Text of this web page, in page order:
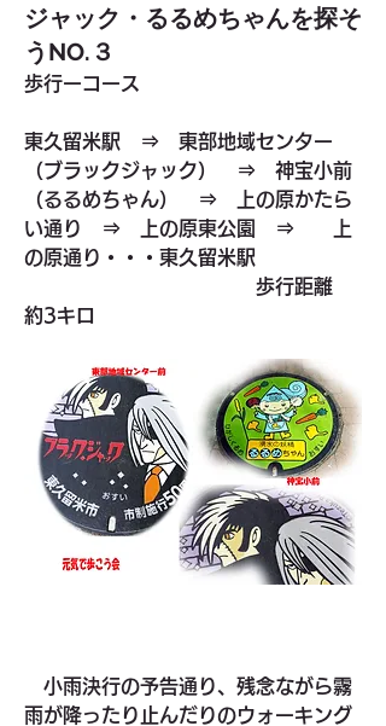
ジャック・るるめちゃんを探そ
うNO.３
歩行ーコース
東久留米駅　⇒　東部地域センター
（ブラックジャック）　⇒　神宝小前
（るるめちゃん）　⇒
上の原かたら
い通り
⇒　上の原東公園　⇒
上
の原通り ・・・東久留米駅
歩行距離
約3キロ
小雨決行の予告通り、残念ながら霧
雨が降ったり止んだりのウォーキング